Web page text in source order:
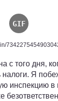
с того дня,
налоги. Я
инспекцию в